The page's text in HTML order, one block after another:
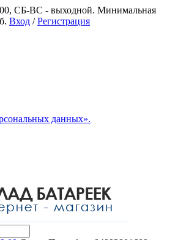
СБ-ВС - выходной. Минимальная
Вход /Регистрация
данных».